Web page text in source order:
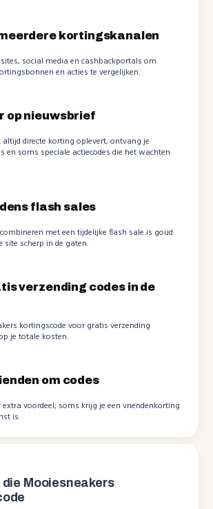
kortingskanalen
social media en cashbackportals om
en acties te vergelijken.
op nieuwsbrief
directe korting oplevert, ontvang je
en soms speciale actiecodes die het wachten
flash sales
met een tijdelijke flash sale is goud
site scherp in de gaten.
verzending codes in de
kortingscode voor gratis verzending
je totale kosten.
om codes
extra voordeel; soms krijg je een vriendenkorting
is.
die Mooiesneakers